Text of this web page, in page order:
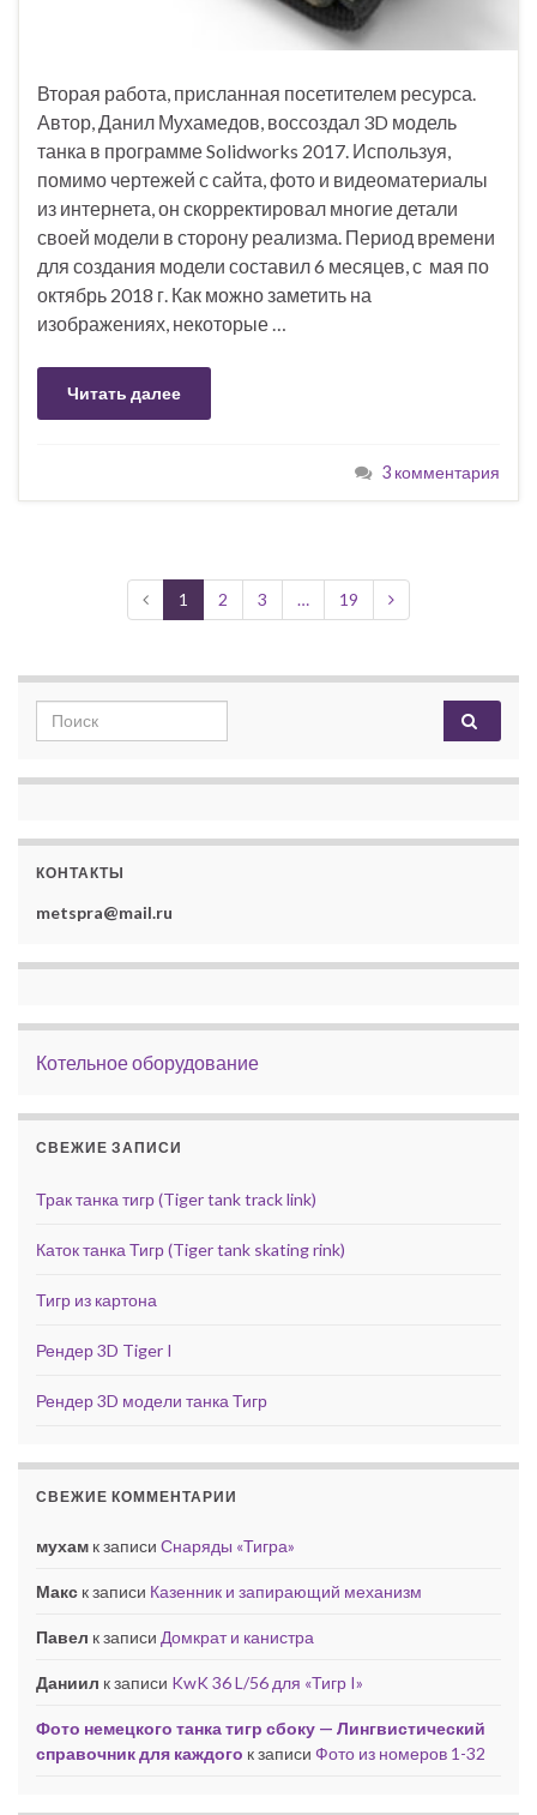
Вторая работа, присланная посетителем ресурса.
Автор, Данил Мухамедов, воссоздал 3D модель
танка в программе Solidworks 2017. Используя,
помимо чертежей с сайта, фото и видеоматериалы
из интернета, он скорректировал многие детали
своей модели в сторону реализма. Период времени
для создания модели составил 6 месяцев, с мая по
октябрь 2018 г. Как можно заметить на
изображениях, некоторые …
Читать далее
3 комментария
1 2 3 … 19
Search for:
КОНТАКТЫ
metspra@mail.ru
Котельное оборудование
СВЕЖИЕ ЗАПИСИ
Трак танка тигр (Tiger tank track link)
Каток танка Тигр (Tiger tank skating rink)
Тигр из картона
Рендер 3D Tiger I
Рендер 3D модели танка Тигр
СВЕЖИЕ КОММЕНТАРИИ
мухам к записи Снаряды «Тигра»
Макс к записи Казенник и запирающий механизм
Павел к записи Домкрат и канистра
Даниил к записи KwK 36 L/56 для «Тигр I»
Фото немецкого танка тигр сбоку — Лингвистический
справочник для каждого к записи Фото из номеров 1-32